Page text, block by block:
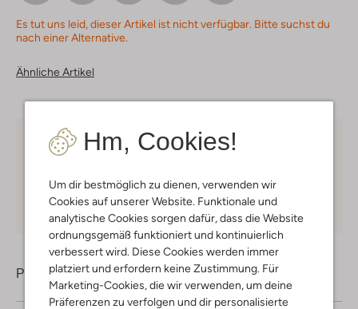
Hm, Cookies!
Um dir bestmöglich zu dienen, verwenden wir
Cookies auf unserer Website. Funktionale und
analytische Cookies sorgen dafür, dass die Website
ordnungsgemäß funktioniert und kontinuierlich
verbessert wird. Diese Cookies werden immer
platziert und erfordern keine Zustimmung. Für
Marketing-Cookies, die wir verwenden, um deine
Präferenzen zu verfolgen und dir personalisierte
Es tut uns leid, dieser Artikel ist nicht verfügbar. Bitte suchst du
nach einer Alternative.
Ähnliche Artikel
Kostenloser Versandab € 75 für Club-Omoda
Kauf auf Rechnung 30 Tagen Rückgaberecht
Produktinformation